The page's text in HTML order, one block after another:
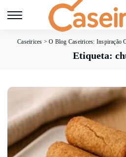
Caseirices >O Blog Caseirices: Inspiração
Etiqueta: